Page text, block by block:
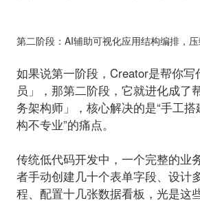
第二阶段：AI辅助可视化应用结构编排，
如果说第一阶段，Creator是帮你写
员」，那第二阶段，它就进化成了
务架构师」，核心解决的是“手工
构不专业”的痛点。
传统低代码开发中，一个完整的业
者手动创建几十个表单字段、设计
程、配置十几张数据看板，光是这